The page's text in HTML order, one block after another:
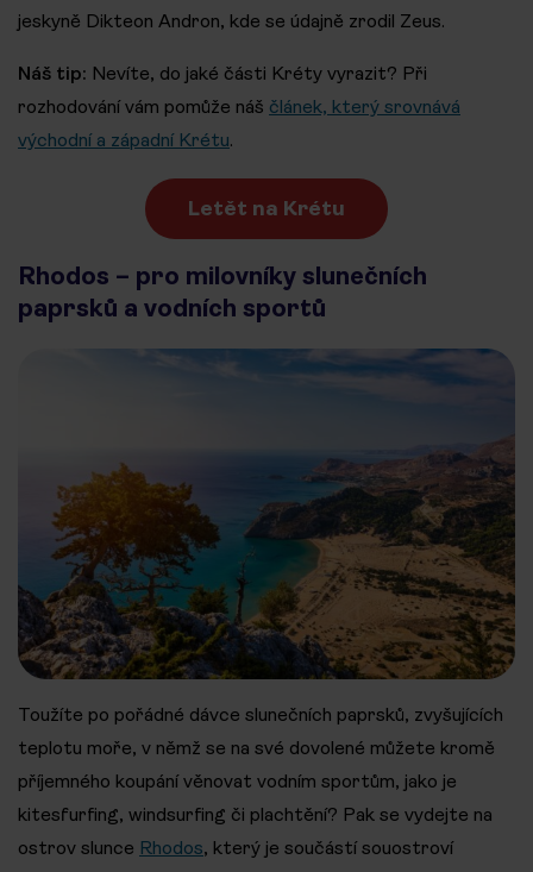
jeskyně Dikteon Andron, kde se údajně zrodil Zeus.
Náš tip: Nevíte, do jaké části Kréty vyrazit? Při
rozhodování vám pomůže náš článek, který srovnává
východní a západní Krétu.
Letět na Krétu
Rhodos – pro milovníky slunečních
paprsků a vodních sportů
Toužíte po pořádné dávce slunečních paprsků, zvyšujících
teplotu moře, v němž se na své dovolené můžete kromě
příjemného koupání věnovat vodním sportům, jako je
kitesfurfing, windsurfing či plachtění? Pak se vydejte na
ostrov slunce Rhodos, který je součástí souostroví